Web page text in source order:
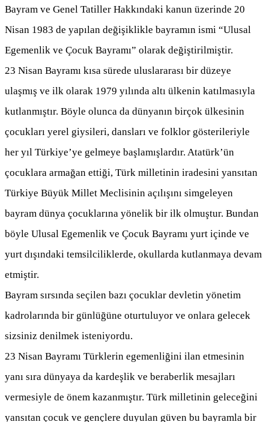
Bayram ve Genel Tatiller Hakkındaki kanun üzerinde 20
Nisan 1983 de yapılan değişiklikle bayramın ismi “Ulusal
Egemenlik ve Çocuk Bayramı” olarak değiştirilmiştir.
23 Nisan Bayramı kısa sürede uluslararası bir düzeye
ulaşmış ve ilk olarak 1979 yılında altı ülkenin katılmasıyla
kutlanmıştır. Böyle olunca da dünyanın birçok ülkesinin
çocukları yerel giysileri, dansları ve folklor gösterileriyle
her yıl Türkiye’ye gelmeye başlamışlardır. Atatürk’ün
çocuklara armağan ettiği, Türk milletinin iradesini yansıtan
Türkiye Büyük Millet Meclisinin açılışını simgeleyen
bayram dünya çocuklarına yönelik bir ilk olmuştur. Bundan
böyle Ulusal Egemenlik ve Çocuk Bayramı yurt içinde ve
yurt dışındaki temsilciliklerde, okullarda kutlanmaya devam
etmiştir.
Bayram sırsında seçilen bazı çocuklar devletin yönetim
kadrolarında bir günlüğüne oturtuluyor ve onlara gelecek
sizsiniz denilmek isteniyordu.
23 Nisan Bayramı Türklerin egemenliğini ilan etmesinin
yanı sıra dünyaya da kardeşlik ve beraberlik mesajları
vermesiyle de önem kazanmıştır. Türk milletinin geleceğini
yansıtan çocuk ve gençlere duyulan güven bu bayramla bir